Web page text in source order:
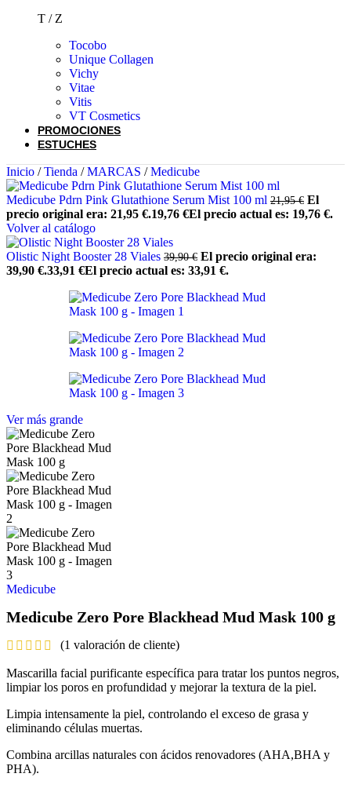
T / Z
Tocobo
Unique Collagen
Vichy
Vitae
Vitis
VT Cosmetics
PROMOCIONES
ESTUCHES
Inicio / Tienda / MARCAS / Medicube
Medicube Pdrn Pink Glutathione Serum Mist 100 ml 21,95€ El
precio original era: 21,95 €.19,76 €El precio actual es: 19,76 €.
Volver al catálogo
Olistic Night Booster 28 Viales 39,90€ El precio original era:
39,90 €.33,91 €El precio actual es: 33,91 €.
Ver más grande
Medicube
Medicube Zero Pore Blackhead Mud Mask 100 g
(1 valoración de cliente)
Mascarilla facial purificante específica para tratar los puntos negros,
limpiar los poros en profundidad y mejorar la textura de la piel.
Limpia intensamente la piel, controlando el exceso de grasa y
eliminando células muertas.
Combina arcillas naturales con ácidos renovadores (AHA,BHA y
PHA).